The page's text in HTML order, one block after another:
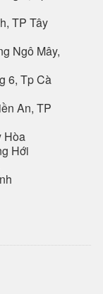
TP Tây
Ngô Mây,
6, Tp Cà
An, TP
Hòa
Hới